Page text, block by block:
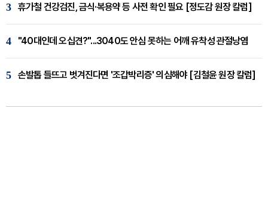
3 휴가철 건강검진, 금식·복용약 등 사전 확인 필요 [정도감 원장 칼럼]
4 "40대인데 오십견?"...3040도 안심 못하는 어깨 유착성 관절낭염
5 손발톱 들뜨고 벗겨진다면 '조갑박리증' 의심해야 [김철윤 원장 칼럼]